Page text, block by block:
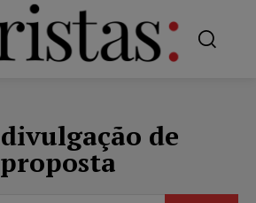
divulgação de
proposta